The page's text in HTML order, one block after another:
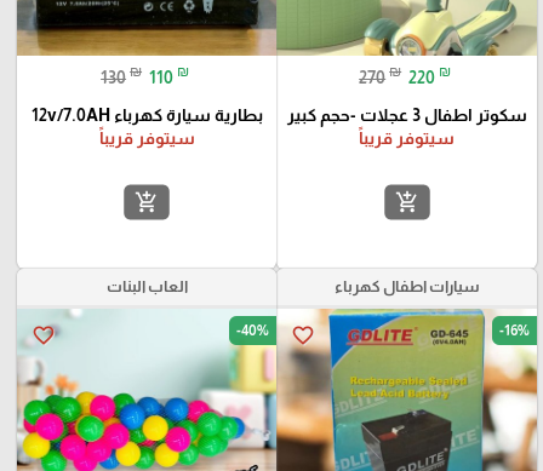
270 ₪ 220 ₪
سكوتر اطفال 3 عجلات -حجم كبير
سيتوفر قريباً
add_shopping_cart
130 ₪ 110 ₪
بطارية سيارة كهرباء 12v/7.0AH
سيتوفر قريباً
add_shopping_cart
سيارات اطفال كهرباء
favorite_border -16%
العاب البنات
favorite_border -40%